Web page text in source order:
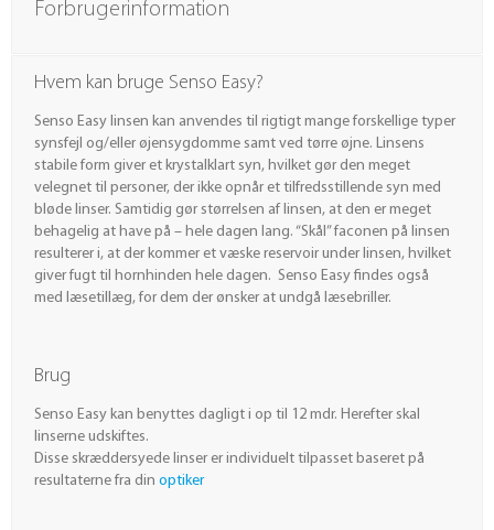
Forbrugerinformation
Hvem kan bruge Senso Easy?
Senso Easy linsen kan anvendes til rigtigt mange forskellige typer
synsfejl og/eller øjensygdomme samt ved tørre øjne. Linsens
stabile form giver et krystalklart syn, hvilket gør den meget
velegnet til personer, der ikke opnår et tilfredsstillende syn med
bløde linser. Samtidig gør størrelsen af linsen, at den er meget
behagelig at have på – hele dagen lang. “Skål” faconen på linsen
resulterer i, at der kommer et væske reservoir under linsen, hvilket
giver fugt til hornhinden hele dagen. Senso Easy findes også
med læsetillæg, for dem der ønsker at undgå læsebriller.
Brug
Senso Easy kan benyttes dagligt i op til 12 mdr. Herefter skal
linserne udskiftes.
Disse skræddersyede linser er individuelt tilpasset baseret på
resultaterne fra din optiker